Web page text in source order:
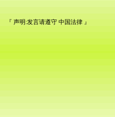
『 声明:发言请遵守 中国法律 』